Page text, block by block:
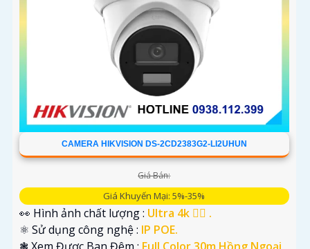
CAMERA HIKVISION DS-2CD2383G2-LI2UHUN
Giá Bán:
Giá Khuyến Mại: 5%-35%
👀 Hình ảnh chất lượng : Ultra 4k 👍🏾 .
⚛️ Sử dụng công nghệ : IP POE.
❃ Xem Được Ban Đêm : Full Color 30m Hồng Ngoại